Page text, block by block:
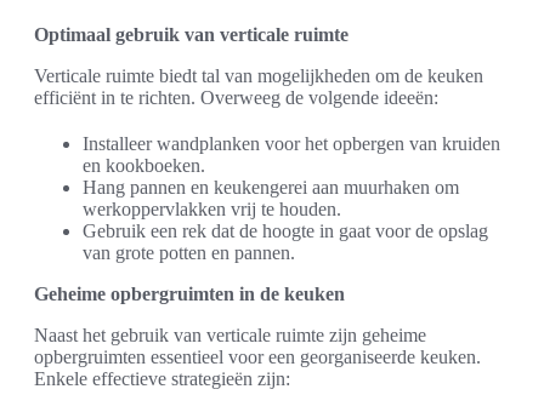
Optimaal gebruik van verticale ruimte
Verticale ruimte biedt tal van mogelijkheden om de keuken
efficiënt in te richten. Overweeg de volgende ideeën:
Installeer wandplanken voor het opbergen van kruiden
en kookboeken.
Hang pannen en keukengerei aan muurhaken om
werkoppervlakken vrij te houden.
Gebruik een rek dat de hoogte in gaat voor de opslag
van grote potten en pannen.
Geheime opbergruimten in de keuken
Naast het gebruik van verticale ruimte zijn geheime
opbergruimten essentieel voor een georganiseerde keuken.
Enkele effectieve strategieën zijn: